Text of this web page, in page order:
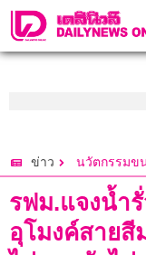
ข่าว นวัตกรรมข
รฟม.แจงน้ำ
อุโมงค์สายสี